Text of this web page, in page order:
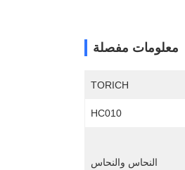
معلومات مفصلة
TORICH
HC010
النحاس والنحاس